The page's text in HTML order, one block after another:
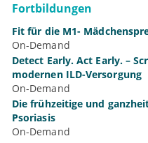
Fortbildungen
Fit für die M1-
On-Demand
Detect Early. Act Early. –
modernen ILD-Versorgung
On-Demand
Die frühzeitige und
Psoriasis
On-Demand